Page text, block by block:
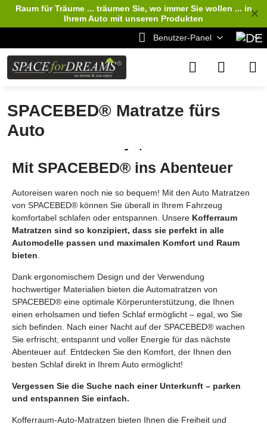
✕
Raum für Träume ... träumen Sie, wo immer Sie wollen ... in
Ihrem Auto mit unseren Produkten
Benutzer-Panel
SPACEBED® Matratze fürs
Auto
Mit SPACEBED® ins Abenteuer
Autoreisen waren noch nie so bequem! Mit den Auto Matratzen
von SPACEBED® können Sie überall in Ihrem Fahrzeug
komfortabel schlafen oder entspannen. Unsere Kofferraum
Matratzen sind so konzipiert, dass sie perfekt in alle
Automodelle passen und maximalen Komfort und Raum
bieten
Dank ergonomischem Design und der Verwendung
hochwertiger Materialien bieten die Automatratzen von
SPACEBED® eine optimale Körperunterstützung, die Ihnen
einen erholsamen und tiefen Schlaf ermöglicht – egal, wo Sie
sich befinden. Nach einer Nacht auf der SPACEBED® wachen
Sie erfrischt, entspannt und voller Energie für das nächste
Abenteuer auf. Entdecken Sie den Komfort, der Ihnen den
besten Schlaf direkt in Ihrem Auto ermöglicht!
Vergessen Sie die Suche nach einer Unterkunft – parken
und entspannen Sie einfach.
Kofferraum-Auto-Matratzen bieten Ihnen die Freiheit und